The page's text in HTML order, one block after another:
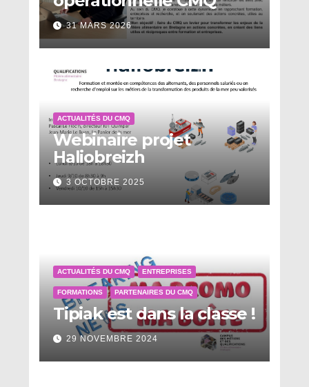
31 MARS 2026
ACTUALITÉS DU CMQ
Webinaire projet
Haliobreizh
3 OCTOBRE 2025
ACTUALITÉS DU CMQ ENTREPRISES
FORMATIONS PARTENAIRES DU CMQ
Tipiak est dans la classe !
29 NOVEMBRE 2024